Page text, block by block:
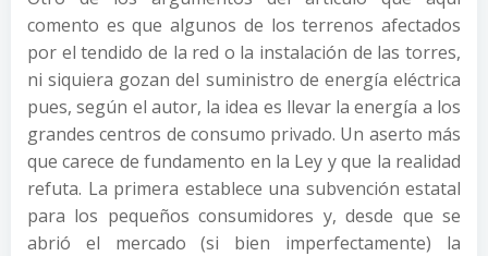
comento es que algunos de los terrenos afectados
por el tendido de la red o la instalación de las torres,
ni siquiera gozan del suministro de energía eléctrica
pues, según el autor, la idea es llevar la energía a los
grandes centros de consumo privado. Un aserto más
que carece de fundamento en la Ley y que la realidad
refuta. La primera establece una subvención estatal
para los pequeños consumidores y, desde que se
abrió el mercado (si bien imperfectamente) la